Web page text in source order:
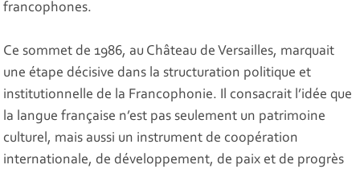
francophones.
Ce sommet de 1986, au Château de Versailles, marquait
une étape décisive dans la structuration politique et
institutionnelle de la Francophonie. Il consacrait l’idée que
la langue française n’est pas seulement un patrimoine
culturel, mais aussi un instrument de coopération
internationale, de développement, de paix et de progrès